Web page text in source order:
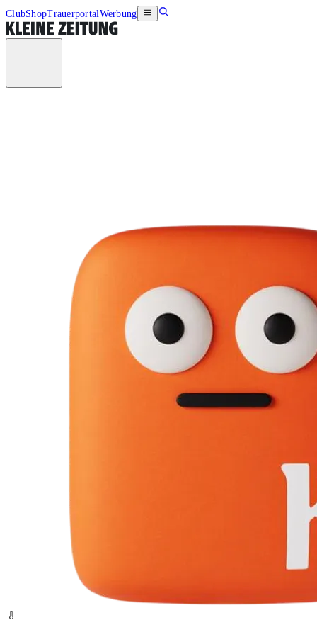
ClubShopTrauerportalWerbung